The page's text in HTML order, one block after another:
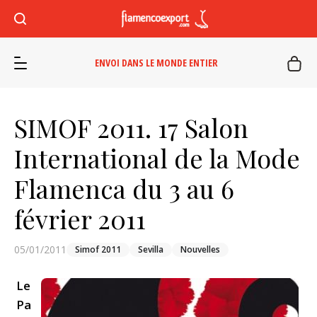
ENVOI DANS LE MONDE ENTIER
SIMOF 2011. 17 Salon
International de la Mode
Flamenca du 3 au 6
février 2011
05/01/2011 Simof 2011 Sevilla Nouvelles
Le
Pa